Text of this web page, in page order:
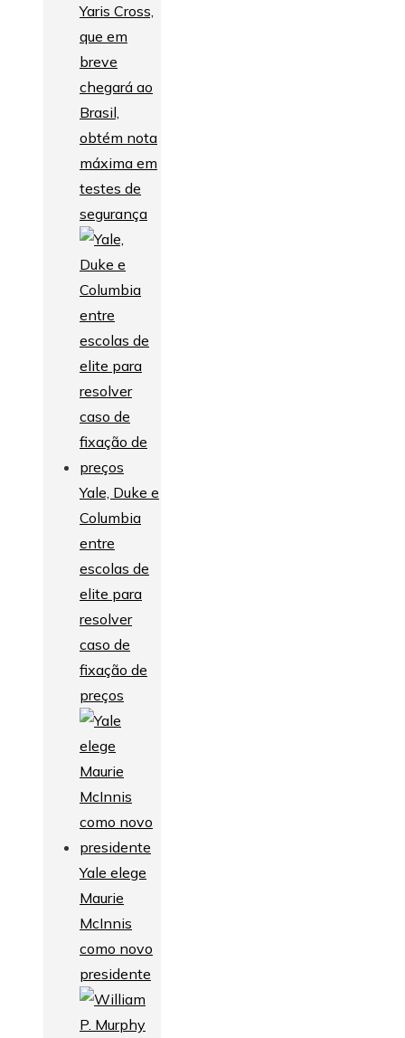
Yaris Cross,
que em
breve
chegará ao
Brasil,
obtém nota
máxima em
testes de
segurança
Yale, Duke e
Columbia
entre
escolas de
elite para
resolver
caso de
fixação de
preços
Yale elege
Maurie
McInnis
como novo
presidente